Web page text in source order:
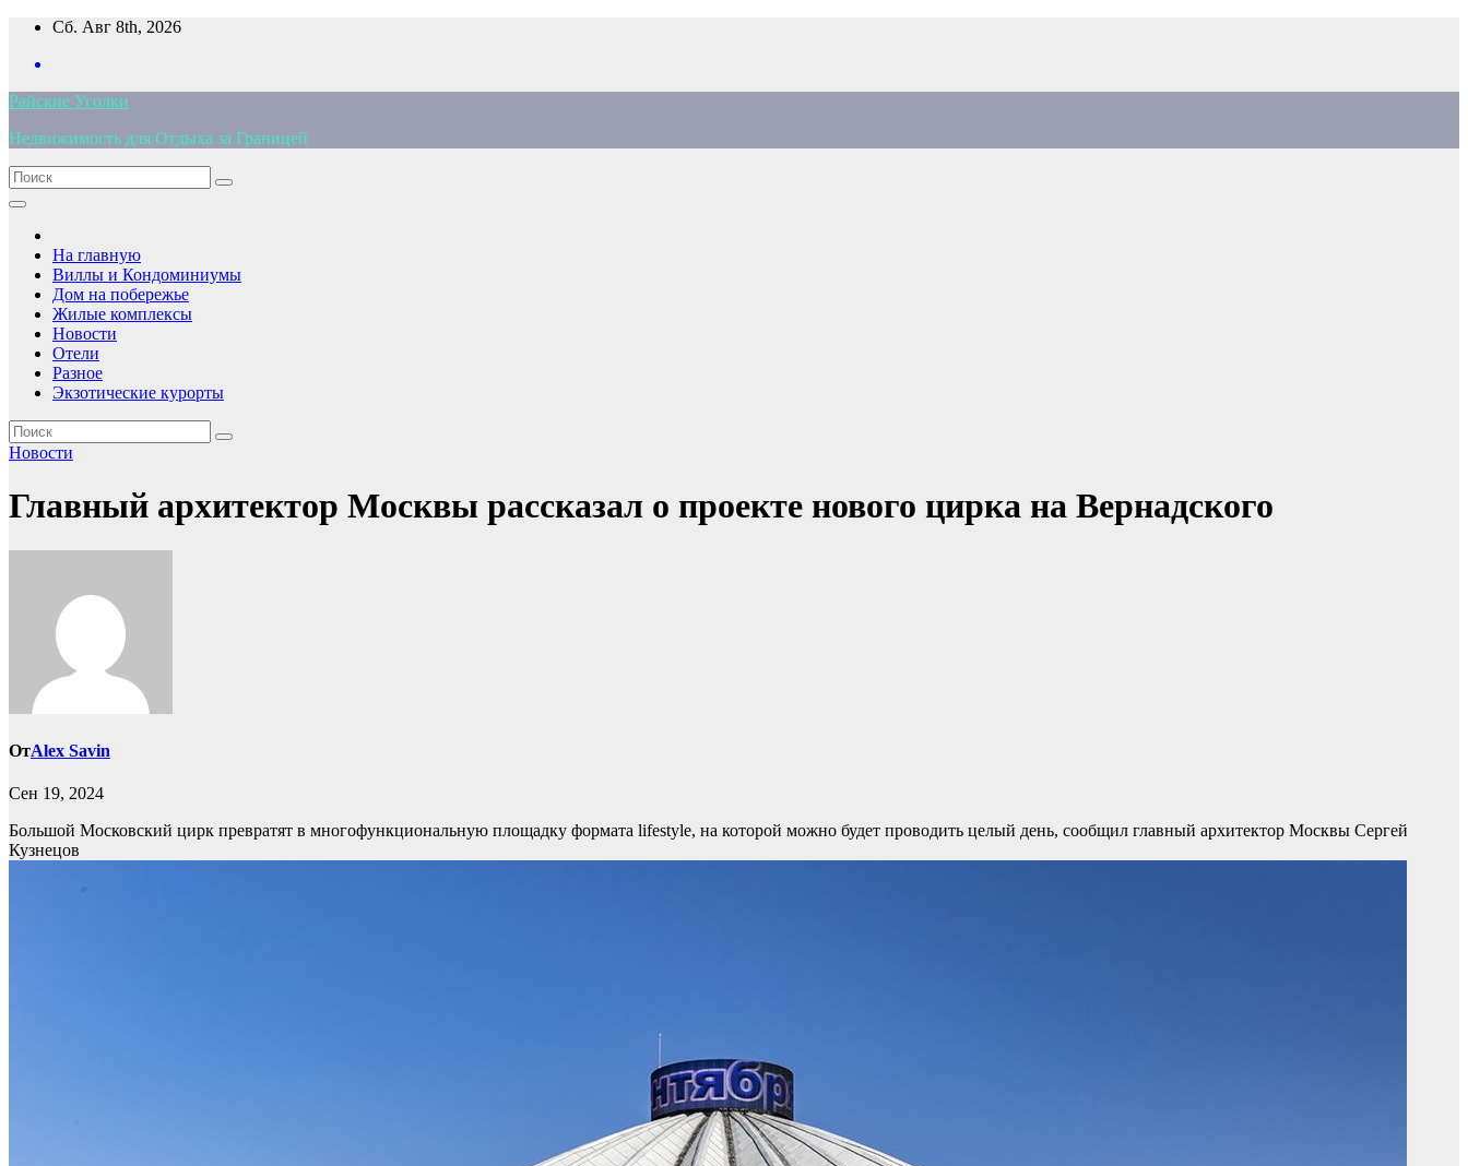
Перейти
содержимому
Сб. Авг 8th, 2026
Райские Уголки
Недвижимость для Отдыха за Границей
На главную
Виллы и Кондоминиумы
Дом на побережье
Жилые комплексы
Новости
Отели
Разное
Экзотические курорты
Новости
Главный архитектор Москвы рассказал о проекте нового цирка на Вернадского
ОтAlex Savin
Сен 19, 2024
Большой Московский цирк превратят в многофункциональную площадку формата lifestyle, на которой можно будет проводить целый день, сообщил главный архитектор Москвы Сергей
Кузнецов